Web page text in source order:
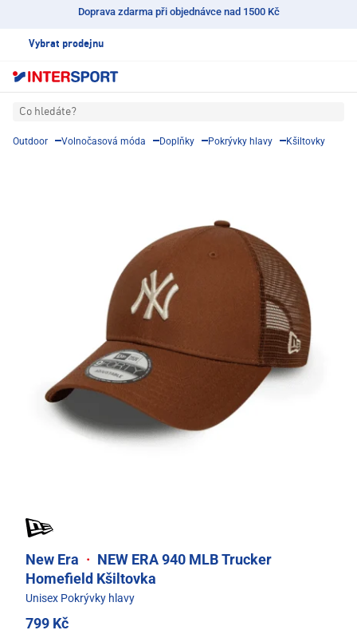
Doprava zdarma při objednávce nad 1500 Kč
Vybrat prodejnu
Co hledáte?
Outdoor Volnočasová móda Doplňky Pokrývky hlavy Kšiltovky
New Era · NEW ERA 940 MLB Trucker
Homefield Kšiltovka
Unisex Pokrývky hlavy
799 Kč